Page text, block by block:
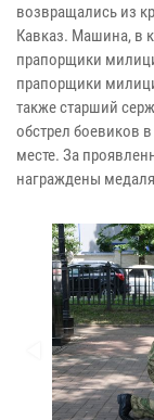
возвращались из
Кавказ. Машина, в
прапорщики
прапорщики
также старший
обстрел боевиков
месте. За
награждены